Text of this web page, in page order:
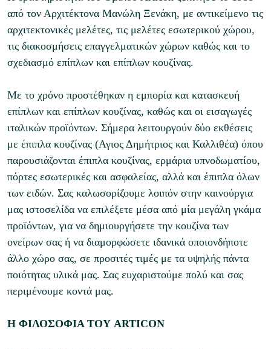
από τον Αρχιτέκτονα Μανώλη Ξενάκη, με αντικείμενο τις
αρχιτεκτονικές μελέτες, τις μελέτες εσωτερικού χώρου,
τις διακοσμήσεις επαγγελματικών χώρων καθώς και το
σχεδιασμό επίπλων και επίπλων κουζίνας.
Με το χρόνο προστέθηκαν η εμπορία και κατασκευή
επίπλων και επίπλων κουζίνας, καθώς και οι εισαγωγές
ιταλικών προϊόντων. Σήμερα λειτουργούν δύο εκθέσεις
με έπιπλα κουζίνας (Αγιος Δημήτριος και Καλλιθέα) όπου
παρουσιάζονται έπιπλα κουζίνας, ερμάρια υπνοδωματίου,
πόρτες εσωτερικές και ασφαλείας, αλλά και έπιπλα όλων
των ειδών. Σας καλωσορίζουμε λοιπόν στην καινούργια
μας ιστοσελίδα να επιλέξετε μέσα από μία μεγάλη γκάμα
προϊόντων, για να δημιουργήσετε την κουζίνα των
ονείρων σας ή να διαμορφώσετε ιδανικά οποιονδήποτε
άλλο χώρο σας, σε προσιτές τιμές με τα υψηλής πάντα
ποιότητας υλικά μας. Σας ευχαριστούμε πολύ και σας
περιμένουμε κοντά μας.
Η ΦΙΛΟΣΟΦΙΑ ΤΟΥ ARTICON